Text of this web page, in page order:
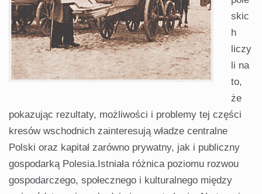
skic
h
liczy
li na
to,
że
pokazując rezultaty, możliwości i problemy tej części
kresów wschodnich zainteresują władze centralne
Polski oraz kapitał zarówno prywatny, jak i publiczny
gospodarką Polesia.Istniała różnica poziomu rozwou
gospodarczego, społecznego i kulturalnego między